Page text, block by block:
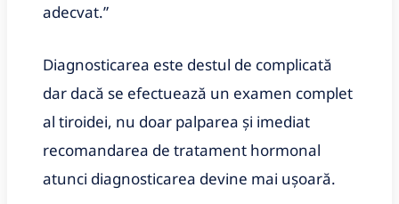
adecvat.”
Diagnosticarea este destul de complicată
dar dacă se efectuează un examen complet
al tiroidei, nu doar palparea și imediat
recomandarea de tratament hormonal
atunci diagnosticarea devine mai ușoară.